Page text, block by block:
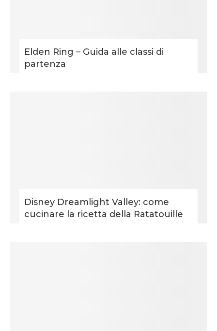
Elden Ring – Guida alle classi di
partenza
Disney Dreamlight Valley: come
cucinare la ricetta della Ratatouille